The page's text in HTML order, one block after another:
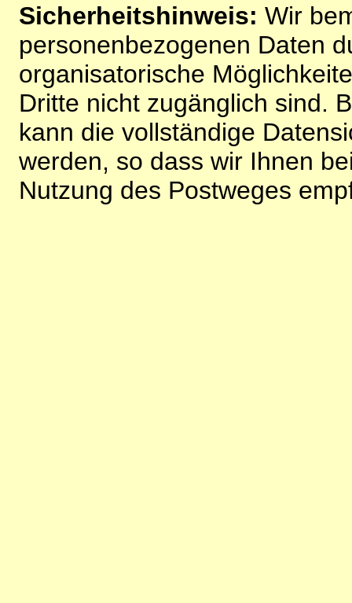
Sicherheitshinweis: Wir
personenbezogenen Daten
organisatorische
Dritte nicht zugänglich sind.
kann die vollständige
werden, so dass wir Ihnen
Nutzung des Postweges